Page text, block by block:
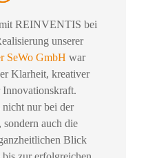
REINVENTIS bei
unserer
SeWo GmbH war
Klarheit, kreativer
nur bei der
auch die
Blick